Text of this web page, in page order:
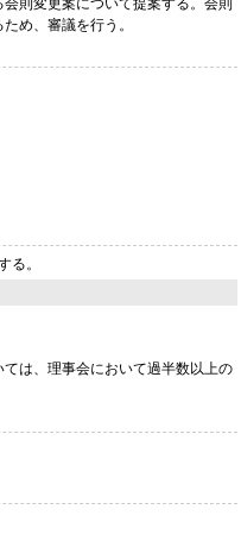
則変更案について提案する。会則
め、審議を行う。
る。
は、理事会において過半数以上の